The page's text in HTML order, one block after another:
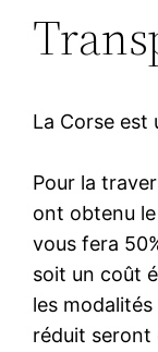
La Corse est
Pour la
ont obtenu
vous fera
soit un coût
les modalités
réduit seront